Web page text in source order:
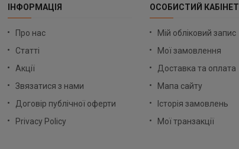
ІНФОРМАЦІЯ
Про нас
Статті
Акції
Звязатися з нами
Договір публічної оферти
Privacy Policy
ОСОБИСТИЙ КАБІНЕТ
Мій обліковий запис
Мої замовлення
Доставка та оплата
Мапа сайту
Історія замовлень
Мої транзакції